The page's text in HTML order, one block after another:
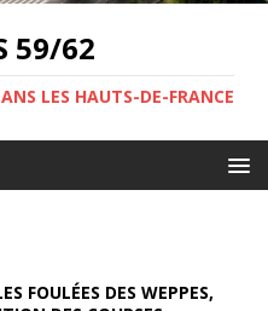
59/62
LES HAUTS-DE-FRANCE
FOULÉES DES WEPPES,